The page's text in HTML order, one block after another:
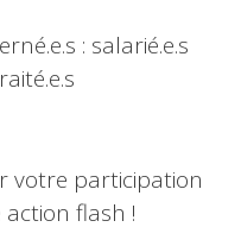
: salarié.e.s
votre participation
flash !